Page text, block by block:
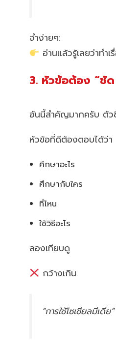
จำง่ายๆ:
อ่านแล้วรู้เลยว่าทำ
3. หัวข้อต้อง “ชั
อันนี้สำคัญมากครับ ตัว
หัวข้อที่ดีต้องตอบได้ว่า
ศึกษาอะไร
ศึกษากับใคร
ที่ไหน
ใช้วิธีอะไร
ลองเทียบดู
กว้างเกิน
“การใช้โซเชียลมีเดีย”